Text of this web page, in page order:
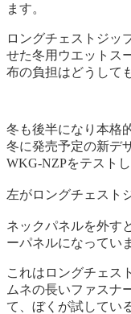
ます。
ロングチェストジッ
せた冬用ウエットス
布の負担はどうして
冬も後半になり本格
冬に発売予定の新デ
WKG-NZPをテスト
左がロングチェスト
ネックパネルを外す
ーパネルになってい
これはロングチェス
ムネの長いファスナ
て、ぼくが試してい